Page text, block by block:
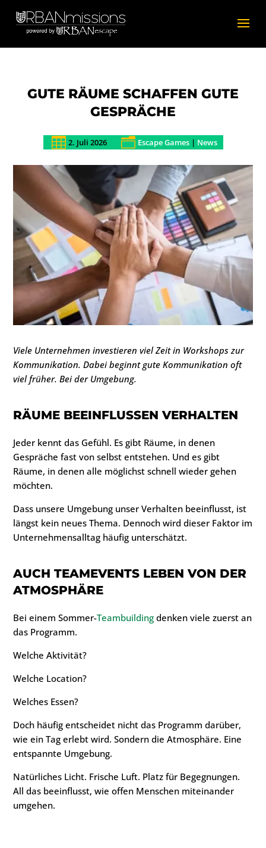
GUTE RÄUME SCHAFFEN GUTE
GESPRÄCHE
 2. Juli 2026 n Escape Games| News
Viele Unternehmen investieren viel Zeit in Workshops zur
Kommunikation. Dabei beginnt gute Kommunikation oft
viel früher. Bei der Umgebung.
RÄUME BEEINFLUSSEN VERHALTEN
Jeder kennt das Gefühl. Es gibt Räume, in denen
Gespräche fast von selbst entstehen. Und es gibt
Räume, in denen alle möglichst schnell wieder gehen
möchten.
Dass unsere Umgebung unser Verhalten beeinflusst, ist
längst kein neues Thema. Dennoch wird dieser Faktor im
Unternehmensalltag häufig unterschätzt.
AUCH TEAMEVENTS LEBEN VON DER
ATMOSPHÄRE
Bei einem Sommer-Teambuilding denken viele zuerst an
das Programm.
Welche Aktivität?
Welche Location?
Welches Essen?
Doch häufig entscheidet nicht das Programm darüber,
wie ein Tag erlebt wird. Sondern die Atmosphäre. Eine
entspannte Umgebung.
Natürliches Licht. Frische Luft. Platz für Begegnungen.
All das beeinflusst, wie offen Menschen miteinander
umgehen.